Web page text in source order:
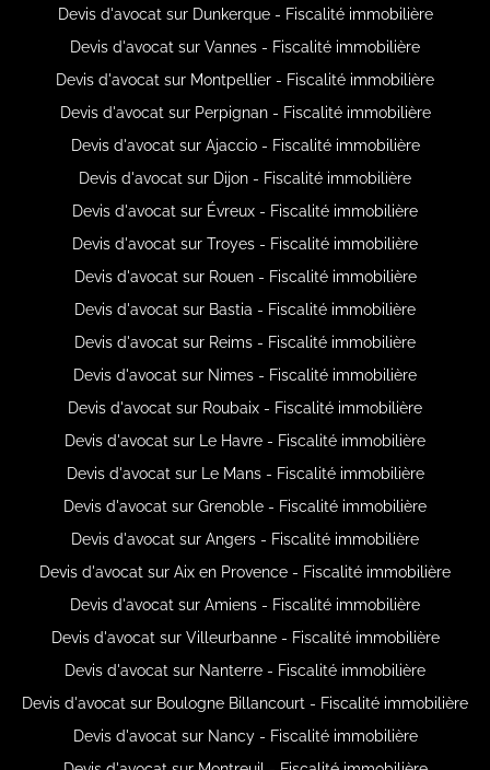
Devis d'avocat sur Dunkerque - Fiscalité immobilière
Devis d'avocat sur Vannes - Fiscalité immobilière
Devis d'avocat sur Montpellier - Fiscalité immobilière
Devis d'avocat sur Perpignan - Fiscalité immobilière
Devis d'avocat sur Ajaccio - Fiscalité immobilière
Devis d'avocat sur Dijon - Fiscalité immobilière
Devis d'avocat sur Évreux - Fiscalité immobilière
Devis d'avocat sur Troyes - Fiscalité immobilière
Devis d'avocat sur Rouen - Fiscalité immobilière
Devis d'avocat sur Bastia - Fiscalité immobilière
Devis d'avocat sur Reims - Fiscalité immobilière
Devis d'avocat sur Nimes - Fiscalité immobilière
Devis d'avocat sur Roubaix - Fiscalité immobilière
Devis d'avocat sur Le Havre - Fiscalité immobilière
Devis d'avocat sur Le Mans - Fiscalité immobilière
Devis d'avocat sur Grenoble - Fiscalité immobilière
Devis d'avocat sur Angers - Fiscalité immobilière
Devis d'avocat sur Aix en Provence - Fiscalité immobilière
Devis d'avocat sur Amiens - Fiscalité immobilière
Devis d'avocat sur Villeurbanne - Fiscalité immobilière
Devis d'avocat sur Nanterre - Fiscalité immobilière
Devis d'avocat sur Boulogne Billancourt - Fiscalité immobilière
Devis d'avocat sur Nancy - Fiscalité immobilière